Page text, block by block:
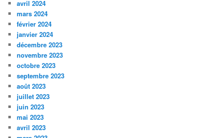
avril 2024
mars 2024
février 2024
janvier 2024
décembre 2023
novembre 2023
octobre 2023
septembre 2023
août 2023
juillet 2023
juin 2023
mai 2023
avril 2023